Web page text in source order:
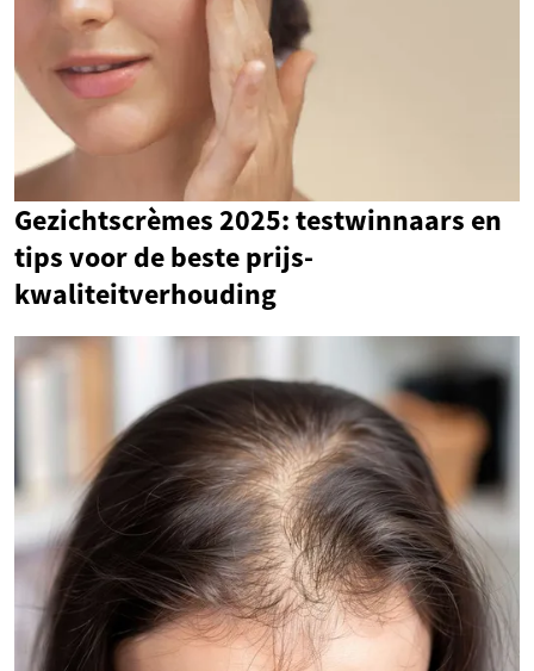
Gezichtscrèmes 2025: testwinnaars en
tips voor de beste prijs-
kwaliteitverhouding